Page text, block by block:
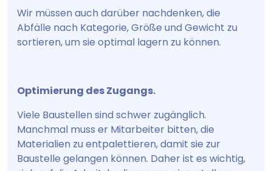
Wir müssen auch darüber nachdenken, die
Abfälle nach Kategorie, Größe und Gewicht zu
sortieren, um sie optimal lagern zu können.
Optimierung des Zugangs.
Viele Baustellen sind schwer zugänglich.
Manchmal muss er Mitarbeiter bitten, die
Materialien zu entpalettieren, damit sie zur
Baustelle gelangen können. Daher ist es wichtig,